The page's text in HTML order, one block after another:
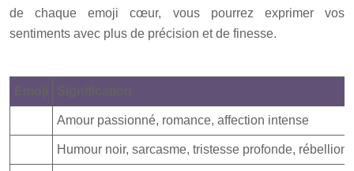
de chaque emoji cœur, vous pourrez exprimer vos
sentiments avec plus de précision et de finesse.
Amour passionné, romance, affection intense
Humour noir, sarcasme, tristesse profonde, rébellion